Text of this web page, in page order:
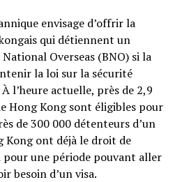
envisage d’offrir la
qui détiennent un
Overseas (BNO) si la
la loi sur la sécurité
l’heure actuelle, près de 2,9
Hong Kong sont éligibles pour
de 300 000 détenteurs d’un
Kong ont déjà le droit de
pour une période pouvant aller
besoin d’un visa.